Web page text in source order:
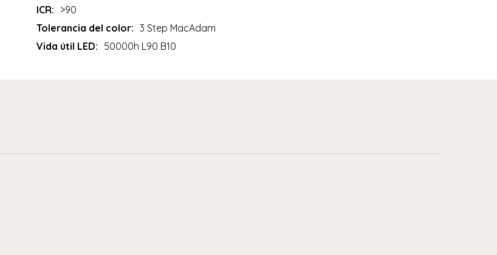
ICR: >90
Tolerancia del color: 3 Step MacAdam
Vida útil LED: 50000h L90 B10